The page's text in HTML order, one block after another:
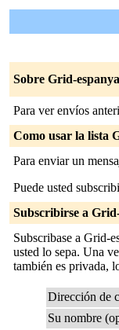
Sobre Grid-espanya
Para ver envíos
Como usar la lista
Para enviar un
Puede usted
Subscribirse a
Subscribase a Grid-
usted lo sepa. Una
también es privada,
Dirección de
Su nombre